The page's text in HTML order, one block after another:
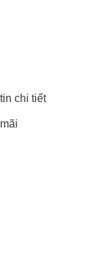
chi tiết